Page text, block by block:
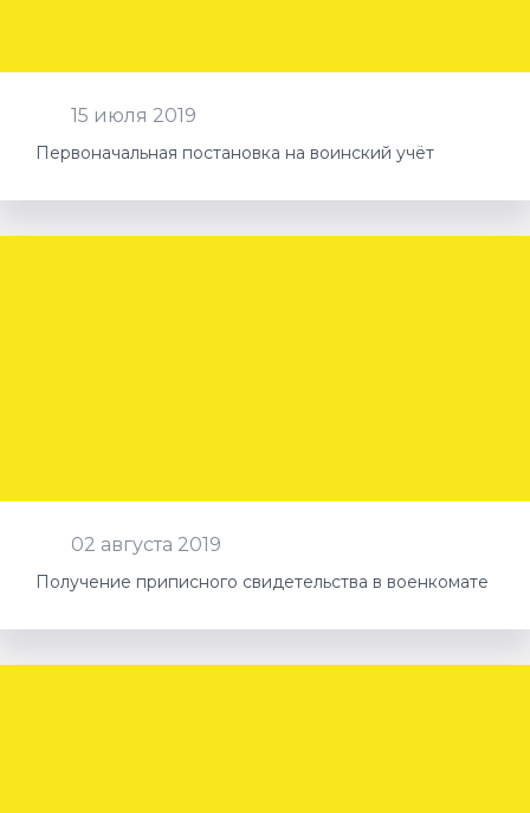
15 июля 2019
Первоначальная постановка на воинский учёт
02 августа 2019
Получение приписного свидетельства в военкомате